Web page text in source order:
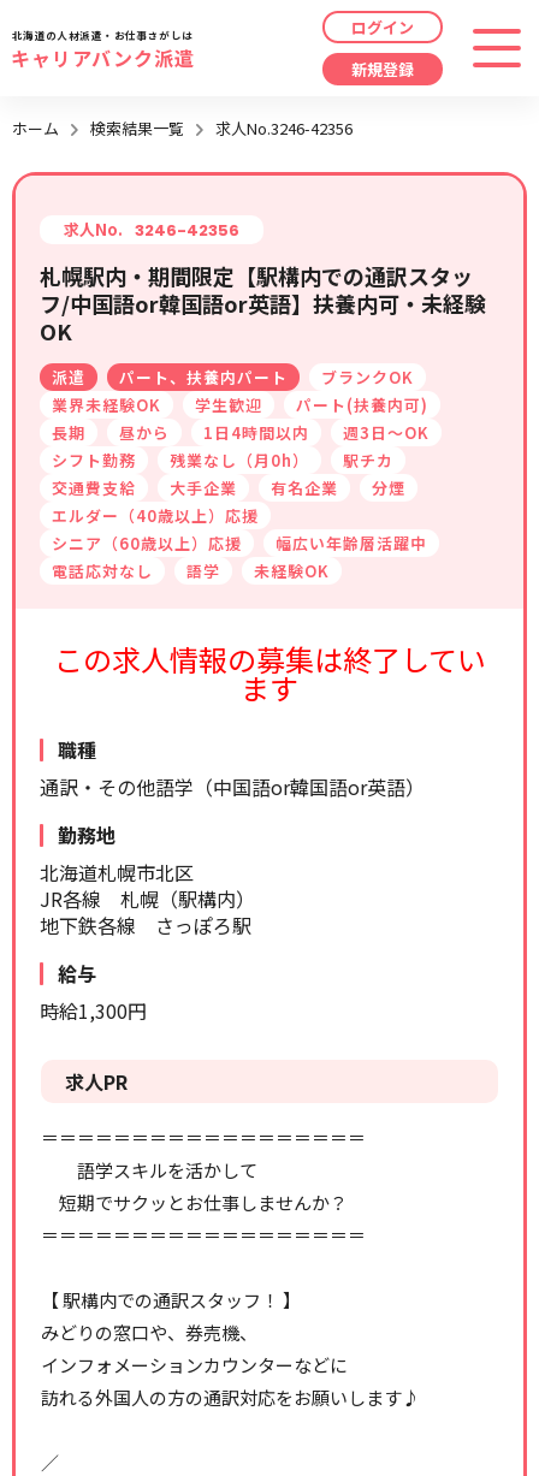
職種 指定なし
給与 時給/日給/月給から選択
こだわり 指定なし
キーワード 指定なし
リセット 検索する
最近見た求人
最近利用した検索条件
検索履歴はありません。
北海道の人材派遣・お仕事さがしは
キャリアバンク派遣
ログイン
新規登録
ホーム 検索結果一覧 求人No.3246-42356
求人No. 3246-42356
札幌駅内・期間限定【駅構内での通訳スタッ
フ/中国語or韓国語or英語】扶養内可・未経験
OK
派遣 パート、扶養内パート
ブランクOK
業界未経験OK
学生歓迎
パート(扶養内可)
長期
昼から 1日4時間以内
週3日～OK
シフト勤務
残業なし（月0h）
駅チカ
交通費支給
大手企業 有名企業
分煙
エルダー（40歳以上）応援
シニア（60歳以上）応援
幅広い年齢層活躍中
電話応対なし
語学 未経験OK
この求人情報の募集は終了してい
ます
職種
通訳・その他語学（中国語or韓国語or英語）
勤務地
北海道札幌市北区
JR各線 札幌（駅構内）
地下鉄各線 さっぽろ駅
給与
時給1,300円
求人PR
＝＝＝＝＝＝＝＝＝＝＝＝＝＝＝＝＝＝
語学スキルを活かして
短期でサクッとお仕事しませんか？
＝＝＝＝＝＝＝＝＝＝＝＝＝＝＝＝＝＝
【 駅構内での通訳スタッフ！ 】
みどりの窓口や、券売機、
インフォメーションカウンターなどに
訪れる外国人の方の通訳対応をお願いします♪
／